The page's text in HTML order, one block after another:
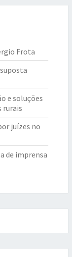
Frota
e soluções
rurais
juízes no
de imprensa